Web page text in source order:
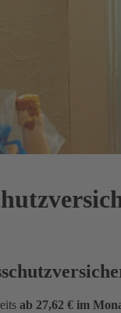
ab 27,62 € im